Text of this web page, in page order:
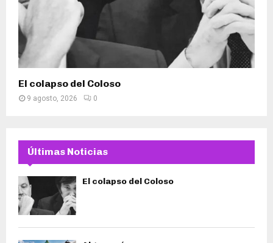
El colapso del Coloso
9 agosto, 2026 0
Últimas Noticias
El colapso del Coloso